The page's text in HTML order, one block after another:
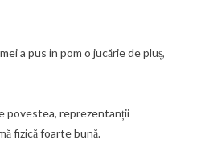
a pus in pom o jucărie de pluș,
povestea, reprezentanții
fizică foarte bună.